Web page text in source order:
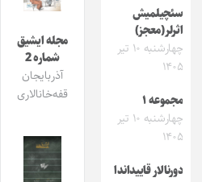
سئچیلمیش
اثرلر(معجز)
چهارشنبه ۱۰ تیر
۱۴۰۵
مجموعه ۱
چهارشنبه ۱۰ تیر
۱۴۰۵
دورنالار قاییداندا
مجله ایشیق
شماره 2
آذربایجان
قفه‌خانالاری